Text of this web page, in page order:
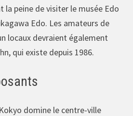
la peine de visiter le musée Edo
Edo. Les amateurs de
locaux devraient également
qui existe depuis 1986.
domine le centre-ville